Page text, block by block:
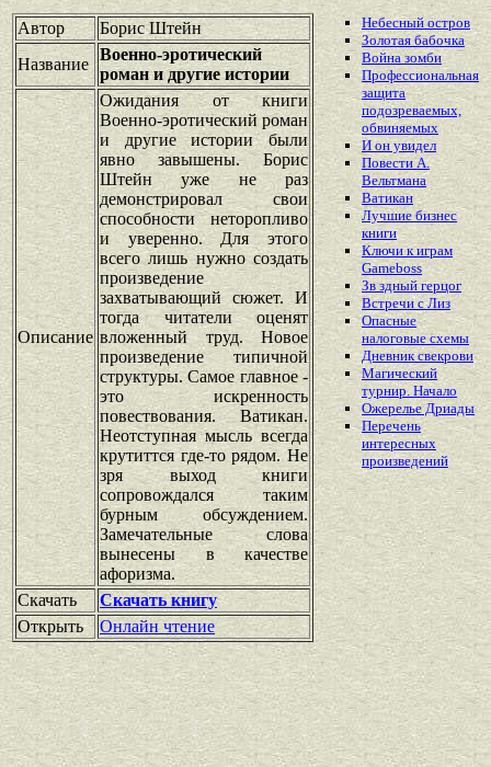
Автор
Борис Штейн
Название
Военно-эротический
роман и другие истории
Описание
Ожидания от книги
Военно-эротический роман
и другие истории были
явно завышены. Борис
Штейн уже не раз
демонстрировал свои
способности неторопливо
и уверенно. Для этого
всего лишь нужно создать
произведение
захватывающий сюжет. И
тогда читатели оценят
вложенный труд. Новое
произведение типичной
структуры. Самое главное -
это искренность
повествования. Ватикан.
Неотступная мысль всегда
крутиттся где-то рядом. Не
зря выход книги
сопровождался таким
бурным обсуждением.
Замечательные слова
вынесены в качестве
афоризма.
Скачать
Скачать книгу
Открыть
Онлайн чтение
Небесный остров
Золотая бабочка
Война зомби
Профессиональная
защита
подозреваемых,
обвиняемых
И он увидел
Повести А.
Вельтмана
Ватикан
Лучшие бизнес
книги
Ключи к играм
Gameboss
Зв здный герцог
Встречи с Лиз
Опасные
налоговые схемы
Дневник свекрови
Магический
турнир. Начало
Ожерелье Дриады
Перечень
интересных
произведений